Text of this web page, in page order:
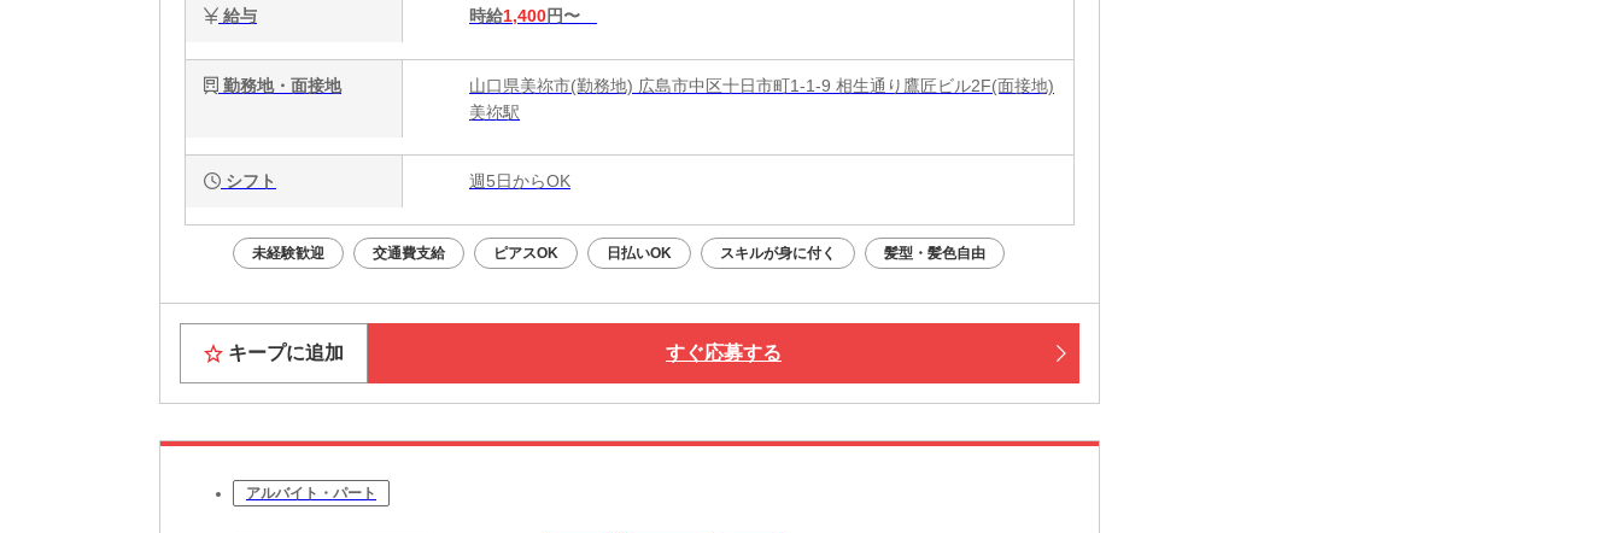
給与 時給1,400円〜
勤務地・面接地
山口県美祢市(勤務地) 広島市中区十日市町1-1-9 相生通り鷹匠ビル2F(面接地)
美祢駅
シフト 週5日からOK
未経験歓迎 交通費支給 ピアスOK 日払いOK スキルが身に付く 髪型・髪色自由
キープに追加 すぐ応募する
アルバイト・パート